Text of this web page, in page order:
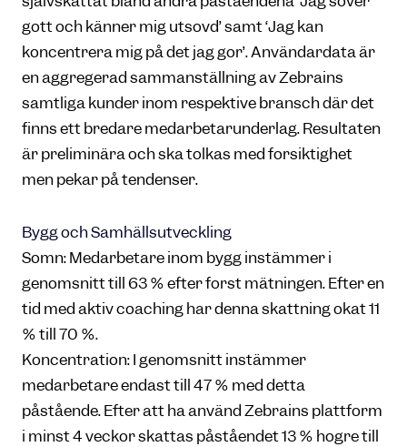
gott och känner mig utsövd’ samt ‘Jag kan
koncentrera mig på det jag gör’. Användardata är
en aggregerad sammanställning av Zebrains
samtliga kunder inom respektive bransch där det
finns ett bredare medarbetarunderlag. Resultaten
är preliminära och ska tolkas med försiktighet
men pekar på tendenser.
Bygg och Samhällsutveckling
Sömn: Medarbetare inom bygg instämmer i
genomsnitt till 63 % efter först mätningen. Efter en
tid med aktiv coaching har denna skattning ökat 11
% till 70 %.
Koncentration: I genomsnitt instämmer
medarbetare endast till 47 % med detta
påstående. Efter att ha använd Zebrains plattform
i minst 4 veckor skattas påståendet 13 % högre till